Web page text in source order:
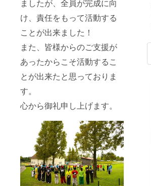
ましたが、全員が完成に向
け、責任をもって活動する
ことが出来ました！
また、皆様からのご支援が
あったからこそ活動するこ
とが出来たと思っておりま
す。
心から御礼申し上げます。